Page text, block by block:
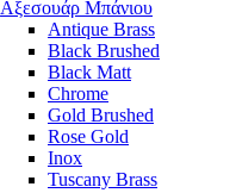
Αξεσουάρ Μπάνιου
Antique Brass
Black Brushed
Black Matt
Chrome
Gold Brushed
Rose Gold
Inox
Tuscany Brass